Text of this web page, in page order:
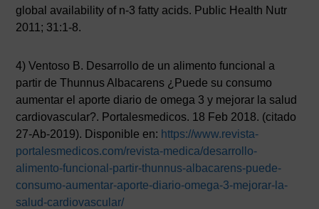
global availability of n-3 fatty acids. Public Health Nutr
2011; 31:1-8.
4) Ventoso B. Desarrollo de un alimento funcional a
partir de Thunnus Albacarens ¿Puede su consumo
aumentar el aporte diario de omega 3 y mejorar la salud
cardiovascular?. Portalesmedicos. 18 Feb 2018. (citado
27-Ab-2019). Disponible en: https://www.revista-
portalesmedicos.com/revista-medica/desarrollo-
alimento-funcional-partir-thunnus-albacarens-puede-
consumo-aumentar-aporte-diario-omega-3-mejorar-la-
salud-cardiovascular/